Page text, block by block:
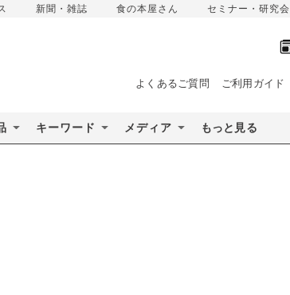
新聞・雑誌 食の本屋さん セミナー・研究会
よくあるご質問 ご利用ガイド
キーワード メディア もっと見る